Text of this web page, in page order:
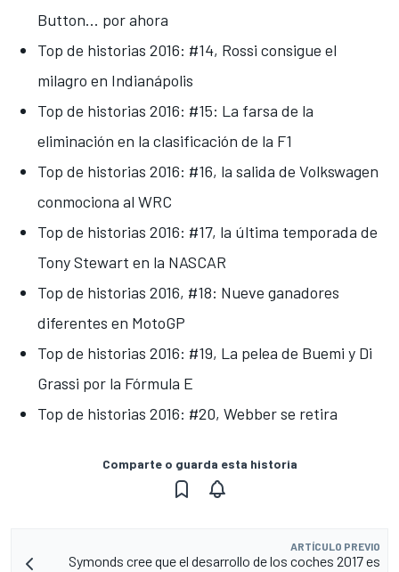
Button... por ahora
Top de historias 2016: #14, Rossi consigue el
milagro en Indianápolis
Top de historias 2016: #15: La farsa de la
eliminación en la clasificación de la F1
Top de historias 2016: #16, la salida de Volkswagen
conmociona al WRC
Top de historias 2016: #17, la última temporada de
Tony Stewart en la NASCAR
Top de historias 2016, #18: Nueve ganadores
diferentes en MotoGP
Top de historias 2016: #19, La pelea de Buemi y Di
Grassi por la Fórmula E
Top de historias 2016: #20, Webber se retira
Comparte o guarda esta historia
ARTÍCULO PREVIO
Symonds cree que el desarrollo de los coches 2017 es